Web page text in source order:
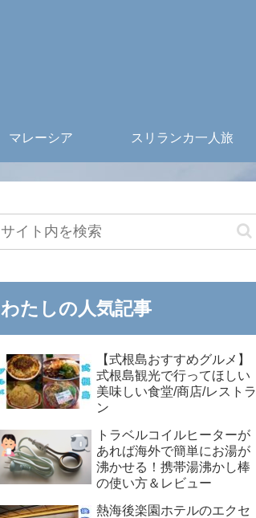
マレーシア スリランカ一人旅
わたしの人気記事
【式根島おすすめグルメ】
式根島観光で行ってほしい
美味しい食堂/商店/レストラ
ン
トラベルコイルヒーターが
あれば海外で簡単にお湯が
沸かせる！携帯湯沸かし棒
の使い方＆レビュー
熱海後楽園ホテルのエクセ